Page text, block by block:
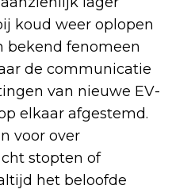
koud weer oplopen
bekend fenomeen
de communicatie
van nieuwe EV-
elkaar afgestemd.
voor over
stopten of
het beloofde